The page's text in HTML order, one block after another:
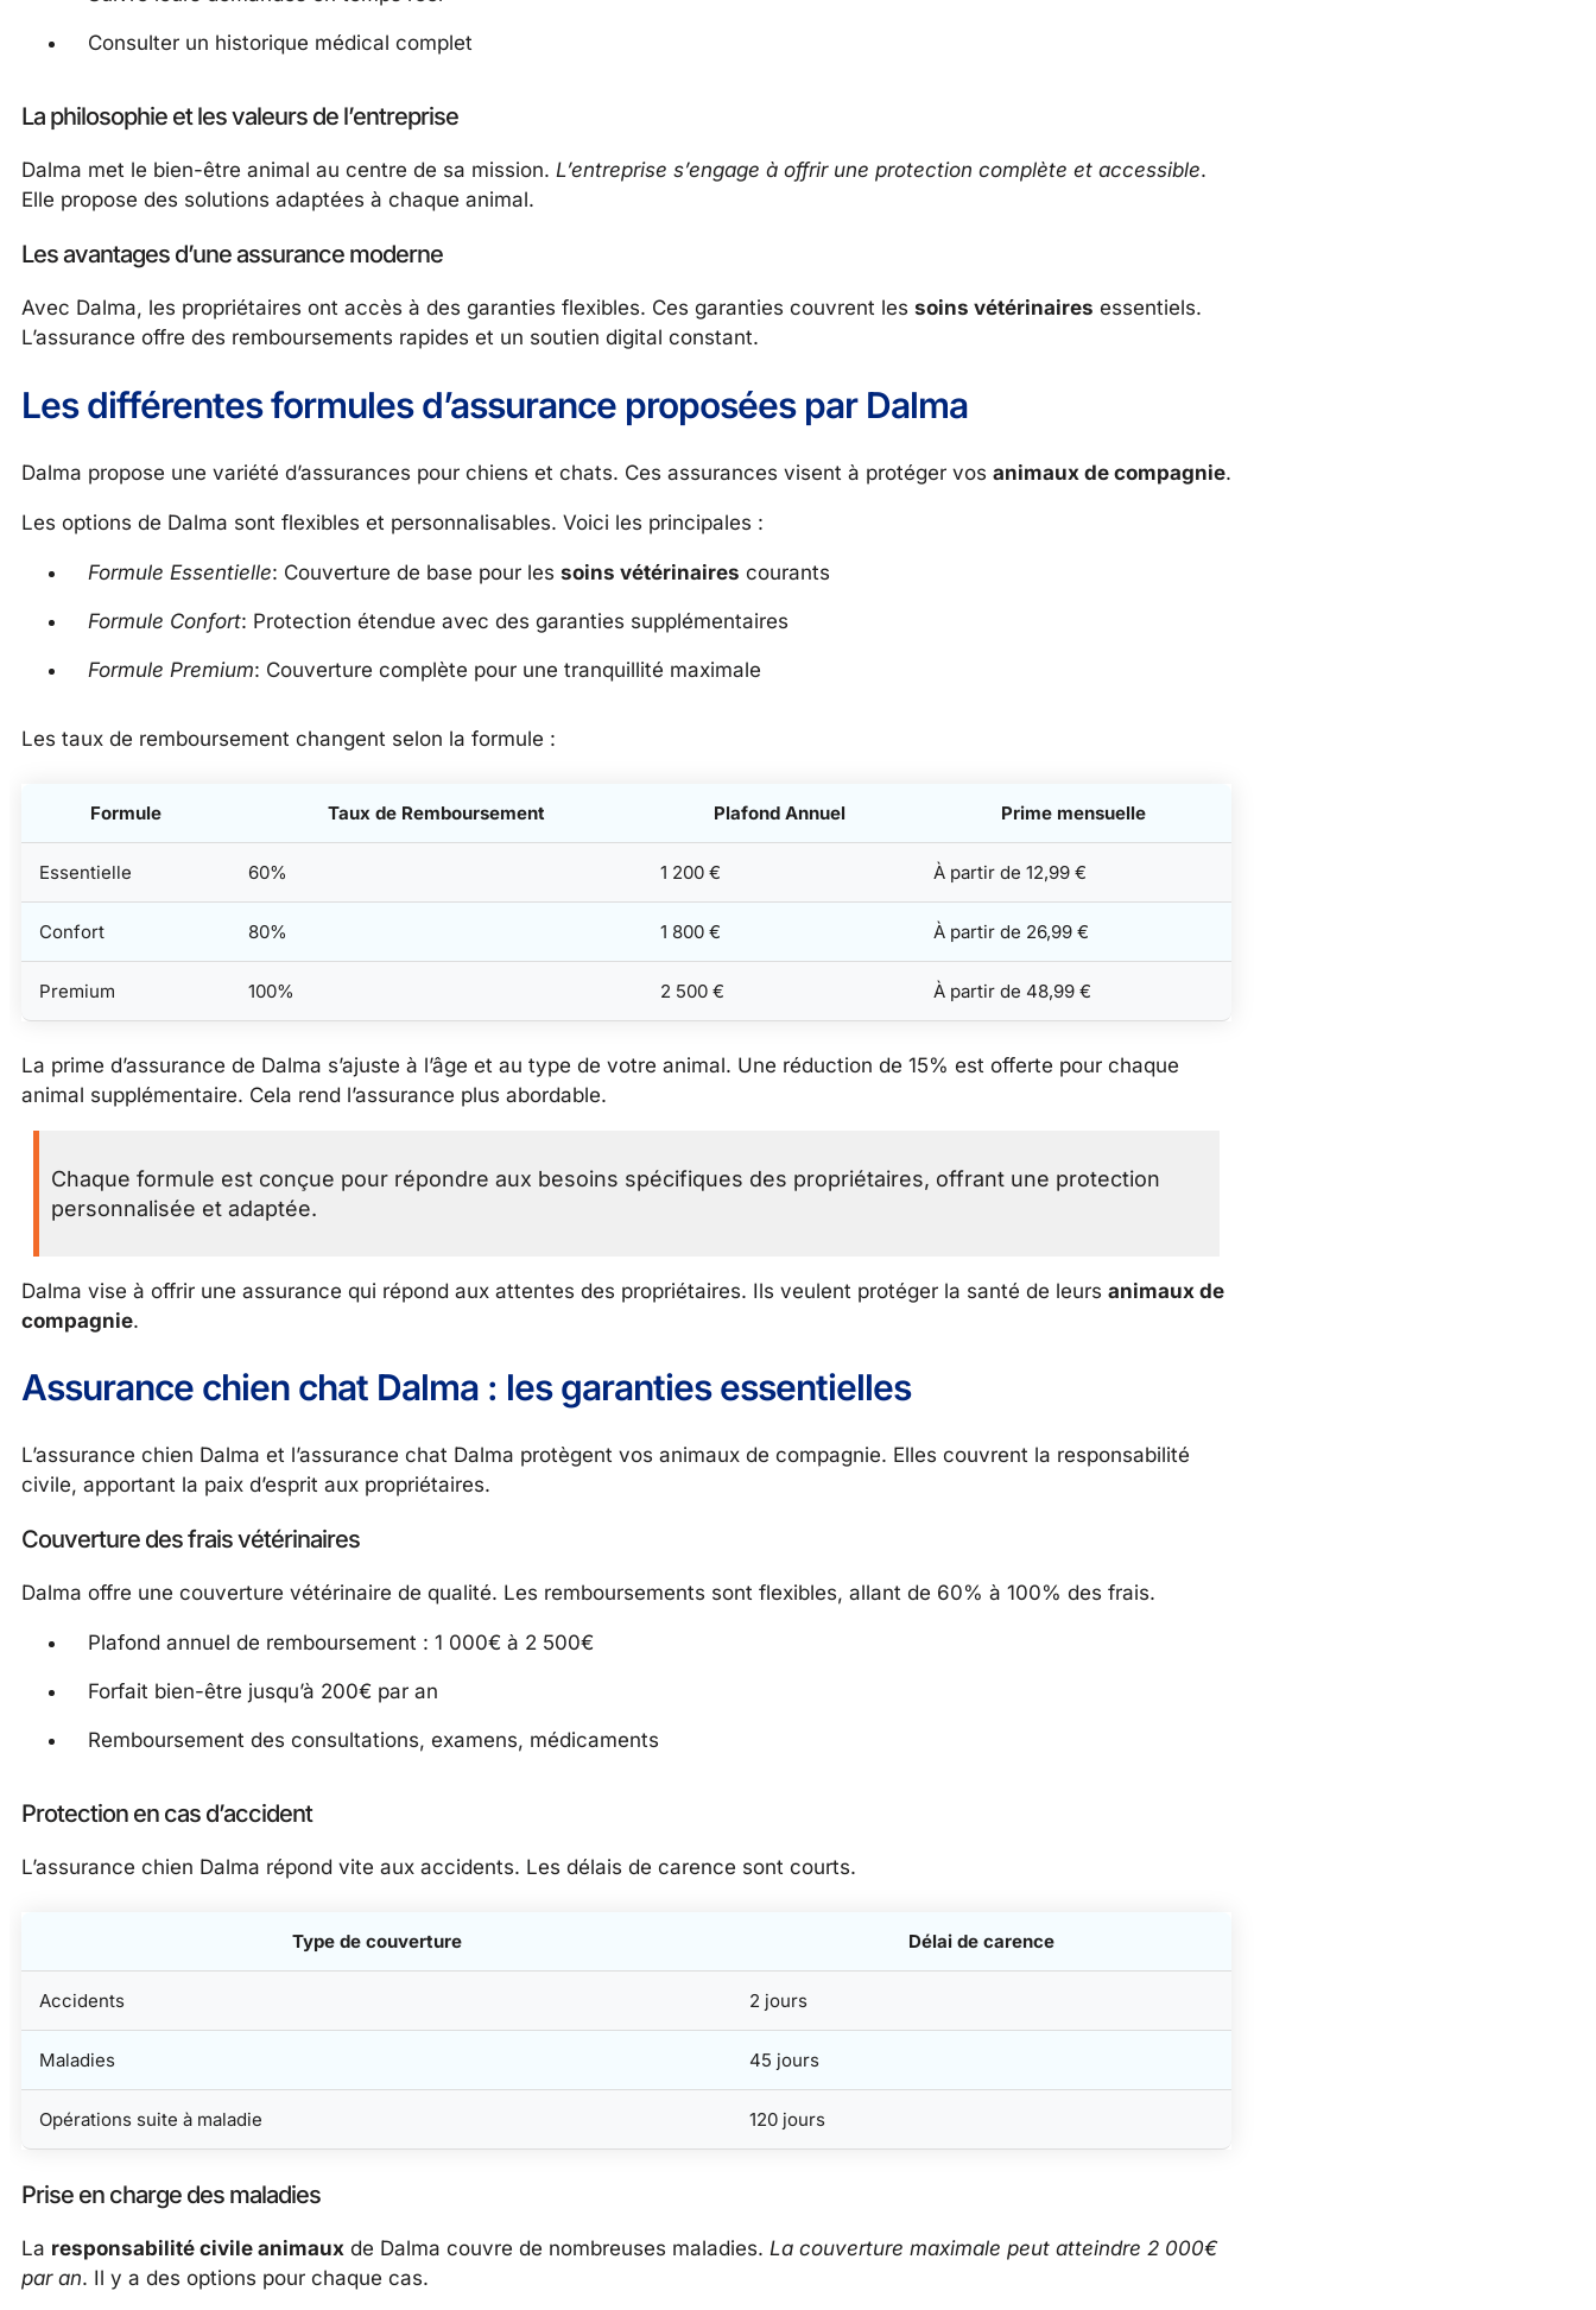
Consulter un historique médical complet
La philosophie et les valeurs de l’entreprise
Dalma met le bien-être animal au centre de sa mission. L’entreprise s’engage à offrir une protection complète et accessible.
Elle propose des solutions adaptées à chaque animal.
Les avantages d’une assurance moderne
Avec Dalma, les propriétaires ont accès à des garanties flexibles. Ces garanties couvrent les soins vétérinaires essentiels.
L’assurance offre des remboursements rapides et un soutien digital constant.
Les différentes formules d’assurance proposées par Dalma
Dalma propose une variété d’assurances pour chiens et chats. Ces assurances visent à protéger vos animaux de compagnie.
Les options de Dalma sont flexibles et personnalisables. Voici les principales :
Formule Essentielle: Couverture de base pour les soins vétérinaires courants
Formule Confort: Protection étendue avec des garanties supplémentaires
Formule Premium: Couverture complète pour une tranquillité maximale
Les taux de remboursement changent selon la formule :
Formule Taux de Remboursement Plafond Annuel Prime mensuelle
Essentielle 60% 1 200 € À partir de 12,99 €
Confort 80% 1 800 € À partir de 26,99 €
Premium 100% 2 500 € À partir de 48,99 €
La prime d’assurance de Dalma s’ajuste à l’âge et au type de votre animal. Une réduction de 15% est offerte pour chaque
animal supplémentaire. Cela rend l’assurance plus abordable.
Chaque formule est conçue pour répondre aux besoins spécifiques des propriétaires, offrant une protection
personnalisée et adaptée.
Dalma vise à offrir une assurance qui répond aux attentes des propriétaires. Ils veulent protéger la santé de leurs animaux de
compagnie.
Assurance chien chat Dalma : les garanties essentielles
L’assurance chien Dalma et l’assurance chat Dalma protègent vos animaux de compagnie. Elles couvrent la responsabilité
civile, apportant la paix d’esprit aux propriétaires.
Couverture des frais vétérinaires
Dalma offre une couverture vétérinaire de qualité. Les remboursements sont flexibles, allant de 60% à 100% des frais.
Plafond annuel de remboursement : 1 000€ à 2 500€
Forfait bien-être jusqu’à 200€ par an
Remboursement des consultations, examens, médicaments
Protection en cas d’accident
L’assurance chien Dalma répond vite aux accidents. Les délais de carence sont courts.
Type de couverture Délai de carence
Accidents 2 jours
Maladies 45 jours
Opérations suite à maladie 120 jours
Prise en charge des maladies
La responsabilité civile animaux de Dalma couvre de nombreuses maladies. La couverture maximale peut atteindre 2 000€
par an. Il y a des options pour chaque cas.